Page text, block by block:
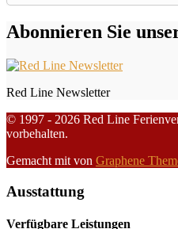
Abonnieren Sie
Red Line Newsletter
© 1997 - 2026 Red Line
vorbehalten.
Gemacht mit von Graphene
Ausstattung
Verfügbare Leistungen